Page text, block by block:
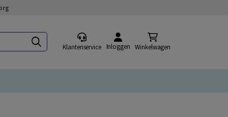
Klantenservice Inloggen Winkelwagen